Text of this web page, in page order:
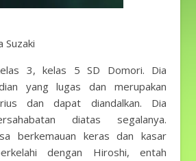
Suzaki
3, kelas 5 SD Domori. Dia
yang lugas dan merupakan
dan dapat diandalkan. Dia
diatas segalanya.
berkemauan keras dan kasar
dengan Hiroshi, entah